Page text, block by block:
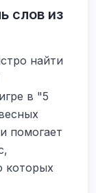
слов из
найти
в "5
помогает
которых